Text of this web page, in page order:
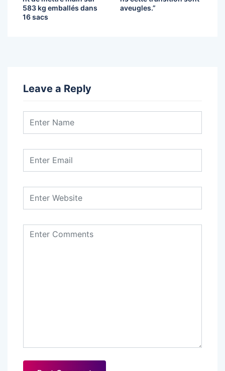
583 kg emballés dans
16 sacs
aveugles.”
Leave a Reply